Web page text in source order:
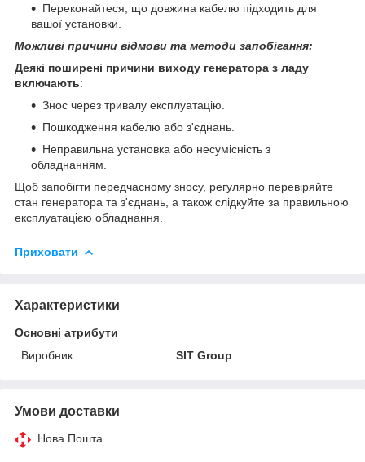
Переконайтеся, що довжина кабелю підходить для
вашої установки.
Можливі причини відмови та методи запобігання:
Деякі поширені причини виходу генератора з ладу
включають:
Знос через тривалу експлуатацію.
Пошкодження кабелю або з'єднань.
Неправильна установка або несумісність з
обладнанням.
Щоб запобігти передчасному зносу, регулярно перевіряйте
стан генератора та з'єднань, а також слідкуйте за правильною
експлуатацією обладнання.
Приховати
Характеристики
Основні атрибути
Виробник
SIT Group
Умови доставки
Нова Пошта